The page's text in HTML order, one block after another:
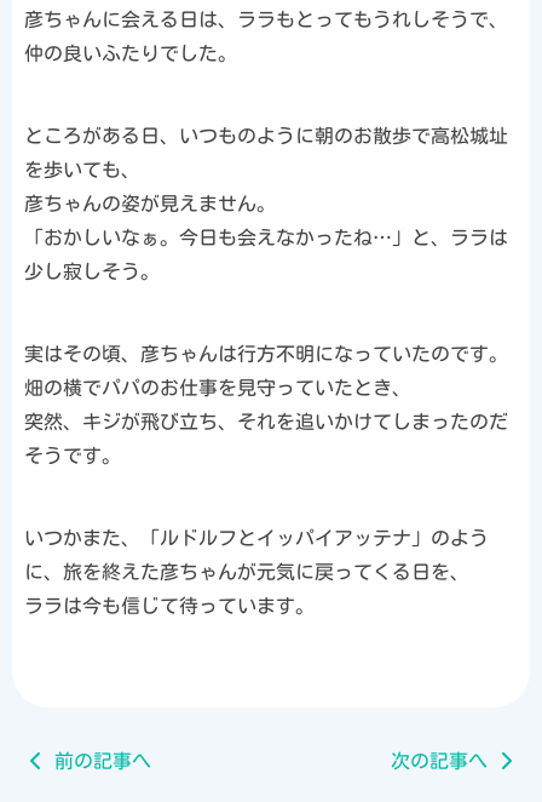
彦ちゃんに会える日は、ララもとってもうれしそうで、
仲の良いふたりでした。
ところがある日、いつものように朝のお散歩で高松城址
を歩いても、
彦ちゃんの姿が見えません。
「おかしいなぁ。今日も会えなかったね…」と、ララは
少し寂しそう。
実はその頃、彦ちゃんは行方不明になっていたのです。
畑の横でパパのお仕事を見守っていたとき、
突然、キジが飛び立ち、それを追いかけてしまったのだ
そうです。
いつかまた、「ルドルフとイッパイアッテナ」のよう
に、旅を終えた彦ちゃんが元気に戻ってくる日を、
ララは今も信じて待っています。
前の記事へ 次の記事へ